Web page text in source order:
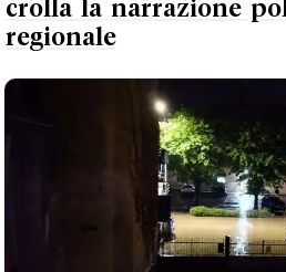
crolla la narrazione
regionale